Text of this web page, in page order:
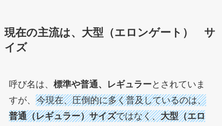
現在の主流は、大型（エロンゲート） サ
イズ
呼び名は、 標準や普通、レギュラー とされていま
すが、 今現在、圧倒的に多く普及しているのは、
普通（レギュラー）サイズではなく、大型（エロ